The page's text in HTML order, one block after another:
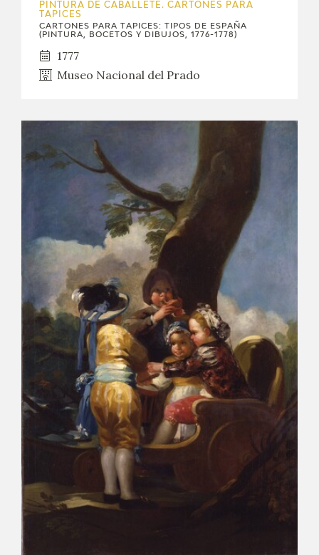
PINTURA DE CABALLETE. CARTONES PARA
TAPICES
CARTONES PARA TAPICES: TIPOS DE ESPAÑA
(PINTURA, BOCETOS Y DIBUJOS, 1776-1778)
1777
Museo Nacional del Prado